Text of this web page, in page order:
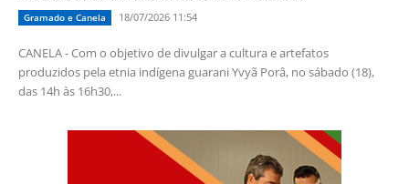
Gramado e Canela 18/07/2026 11:54
CANELA - Com o objetivo de divulgar a cultura e artefatos
produzidos pela etnia indígena guarani Yvyã Porâ, no sábado (18),
das 14h às 16h30,...